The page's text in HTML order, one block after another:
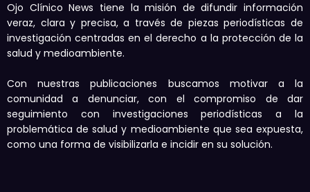
Ojo Clínico News tiene la misión de difundir información
veraz, clara y precisa, a través de piezas periodísticas de
investigación centradas en el derecho a la protección de la
salud y medioambiente.
Con nuestras publicaciones buscamos motivar a la
comunidad a denunciar, con el compromiso de dar
seguimiento con investigaciones periodísticas a la
problemática de salud y medioambiente que sea expuesta,
como una forma de visibilizarla e incidir en su solución.